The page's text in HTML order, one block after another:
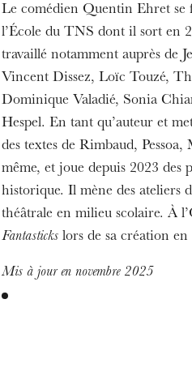
Visites de
Le comédien Quentin Ehret se
l’École du TNS dont il sort en
travaillé notamment auprès de
Vincent Dissez, Loïc Touzé,
Dominique Valadié, Sonia
Hespel. En tant qu’auteur et
des textes de Rimbaud,
même, et joue depuis 2023 des
historique. Il mène des ateliers
théâtrale en milieu scolaire. À
Fantastickslors de sa création en
Mis à jour en novembre 2025